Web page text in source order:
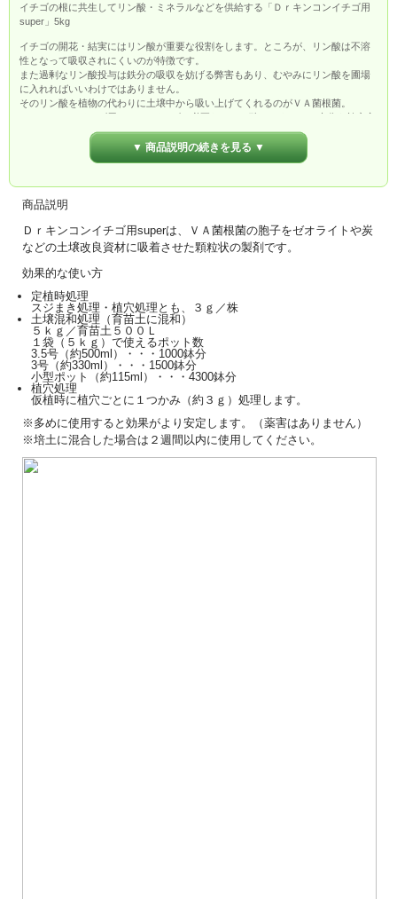
イチゴの根に共生してリン酸・ミネラルなどを供給する「Ｄｒキンコンイチゴ用
super」5kg
イチゴの開花・結実にはリン酸が重要な役割をします。ところが、リン酸は不溶
性となって吸収されにくいのが特徴です。
また過剰なリン酸投与は鉄分の吸収を妨げる弊害もあり、むやみにリン酸を圃場
に入れればいいわけではありません。
そのリン酸を植物の代わりに土壌中から吸い上げてくれるのがＶＡ菌根菌。
Ｄｒキンコンイチゴ用superはイチゴに必要な、リン酸、ミネラル、水分を効率良
く供給し、健苗育成・根張りの向上・開花促進・樹勢向上・収量増加などの好影
▼ 商品説明の続きを見る ▼
商品説明
Ｄｒキンコンイチゴ用superは、ＶＡ菌根菌の胞子をゼオライトや炭
などの土壌改良資材に吸着させた顆粒状の製剤です。
効果的な使い方
定植時処理
スジまき処理・植穴処理とも、３ｇ／株
土壌混和処理（育苗土に混和）
５ｋｇ／育苗土５００Ｌ
１袋（５ｋｇ）で使えるポット数
3.5号（約500ml）・・・1000鉢分
3号（約330ml）・・・1500鉢分
小型ポット（約115ml）・・・4300鉢分
植穴処理
仮植時に植穴ごとに１つかみ（約３ｇ）処理します。
※多めに使用すると効果がより安定します。（薬害はありません）
※培土に混合した場合は２週間以内に使用してください。